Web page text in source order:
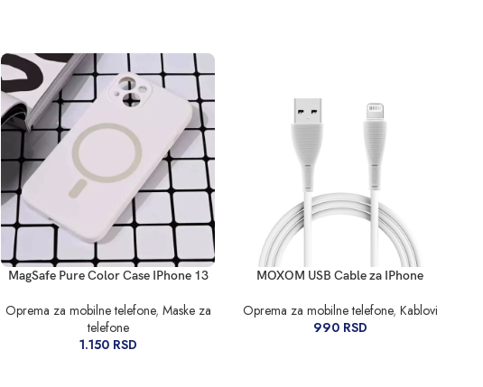
DODAJ U KORPU
MagSafe Pure Color Case IPhone 13
Oprema za mobilne telefone, Maske za
telefone
1.150 RSD
DODAJ U KORPU
MOXOM USB Cable za IPhone
Oprema za mobilne telefone, Kablovi
990 RSD